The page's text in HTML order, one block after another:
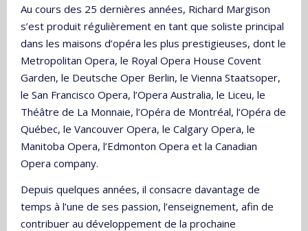
Au cours des 25 dernières années, Richard Margison
s’est produit régulièrement en tant que soliste principal
dans les maisons d’opéra les plus prestigieuses, dont le
Metropolitan Opera, le Royal Opera House Covent
Garden, le Deutsche Oper Berlin, le Vienna Staatsoper,
le San Francisco Opera, l’Opera Australia, le Liceu, le
Théâtre de La Monnaie, l’Opéra de Montréal, l’Opéra de
Québec, le Vancouver Opera, le Calgary Opera, le
Manitoba Opera, l’Edmonton Opera et la Canadian
Opera company.
Depuis quelques années, il consacre davantage de
temps à l’une de ses passion, l’enseignement, afin de
contribuer au développement de la prochaine